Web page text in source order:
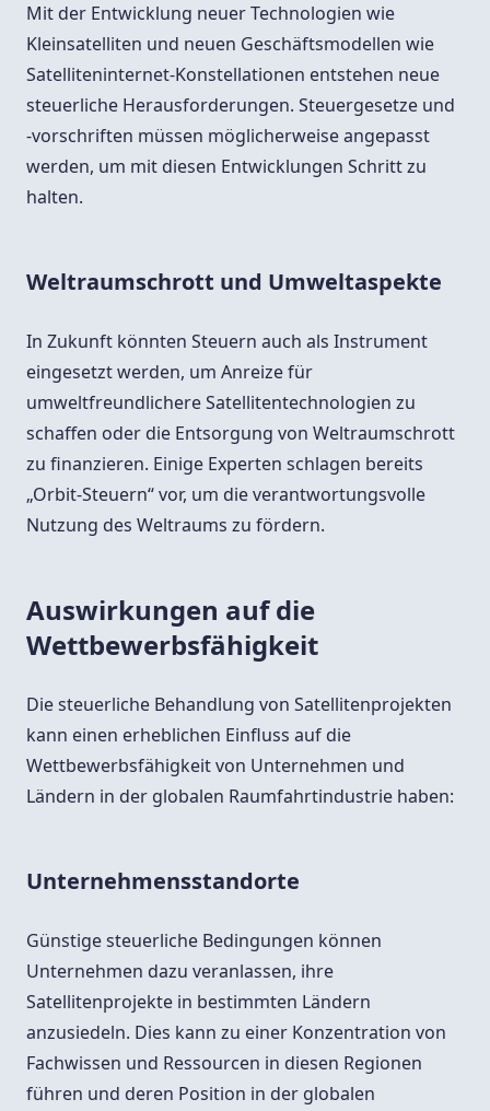
Mit der Entwicklung neuer Technologien wie
Kleinsatelliten und neuen Geschäftsmodellen wie
Satelliteninternet-Konstellationen entstehen neue
steuerliche Herausforderungen. Steuergesetze und
-vorschriften müssen möglicherweise angepasst
werden, um mit diesen Entwicklungen Schritt zu
halten.
Weltraumschrott und Umweltaspekte
In Zukunft könnten Steuern auch als Instrument
eingesetzt werden, um Anreize für
umweltfreundlichere Satellitentechnologien zu
schaffen oder die Entsorgung von Weltraumschrott
zu finanzieren. Einige Experten schlagen bereits
„Orbit-Steuern“ vor, um die verantwortungsvolle
Nutzung des Weltraums zu fördern.
Auswirkungen auf die
Wettbewerbsfähigkeit
Die steuerliche Behandlung von Satellitenprojekten
kann einen erheblichen Einfluss auf die
Wettbewerbsfähigkeit von Unternehmen und
Ländern in der globalen Raumfahrtindustrie haben:
Unternehmensstandorte
Günstige steuerliche Bedingungen können
Unternehmen dazu veranlassen, ihre
Satellitenprojekte in bestimmten Ländern
anzusiedeln. Dies kann zu einer Konzentration von
Fachwissen und Ressourcen in diesen Regionen
führen und deren Position in der globalen